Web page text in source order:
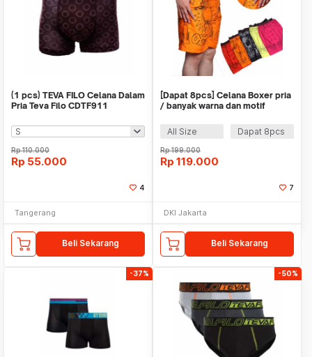
(1 pcs) TEVA FILO Celana Dalam
Pria Teva Filo CDTF911
Rp110.000
Rp 55.000
4
Tangerang
Beli Sekarang
[Dapat 8pcs] Celana Boxer pria
/ banyak warna dan motif
All Size Dapat 8pcs
Rp199.000
Rp 119.000
7
DKI Jakarta
Beli Sekarang
-37% -50%